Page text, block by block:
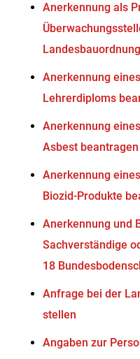
Anerkennung als
Landesbauordnung
Anerkennung
Lehrerdiploms
Anerkennung
Asbest beantragen
Anerkennung
Biozid-Produkte
Anerkennung und
Sachverständige
18
Anfrage bei der
stellen
Angaben zur